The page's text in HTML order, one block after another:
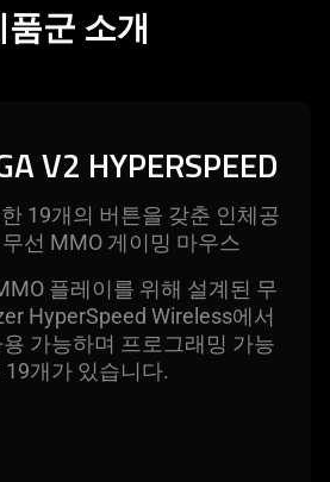
군 소개
V2 HYPERSPEED
19개의 버튼을 갖춘 인체공
선 MMO 게이밍 마우스
플레이를 위해 설계된 무
HyperSpeed Wireless에서
가능하며 프로그래밍 가능
19개가 있습니다.